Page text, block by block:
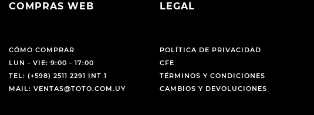
COMPRAS WEB
CÓMO COMPRAR
LUN - VIE: 9:00 - 17:00
TEL: (+598) 2511 2291 INT 1
MAIL: VENTAS@TOTO.COM.UY
LEGAL
POLÍTICA DE PRIVACIDAD
CFE
TÉRMINOS Y CONDICIONES
CAMBIOS Y DEVOLUCIONES